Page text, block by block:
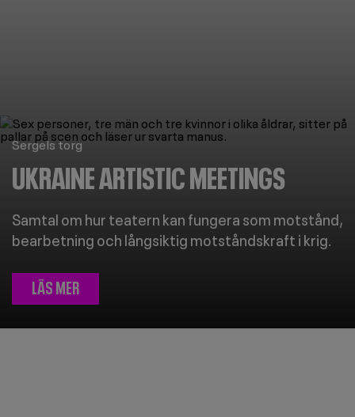
Image
Sergels torg
UKRAINE ARTISTIC MEETINGS
Samtal om hur teatern kan fungera som motstånd,
bearbetning och långsiktig motståndskraft i krig.
LÄS MER